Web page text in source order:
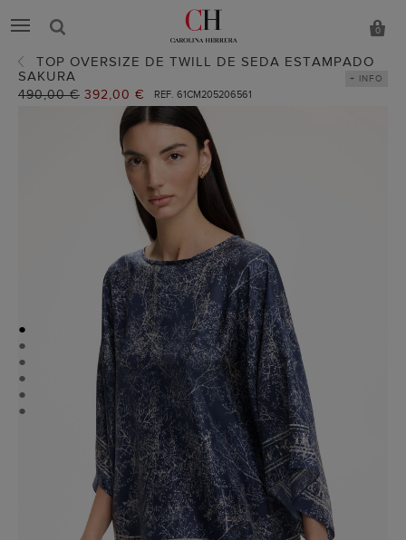
0
TOP OVERSIZE DE TWILL DE SEDA ESTAMPADO
SAKURA
Precio
490,00 € Precio
actual:
392,00 € REF. 61CM205206561
+ INFO
●
●
●
●
●
●